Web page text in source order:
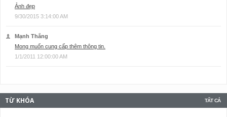
Ảnh đẹp
9/30/2015 3:14:00 AM
Mạnh Thắng
Mong muốn cung cấp thêm thông tin.
1/1/2011 12:00:00 AM
TẤT CẢ
TỪ KHÓA